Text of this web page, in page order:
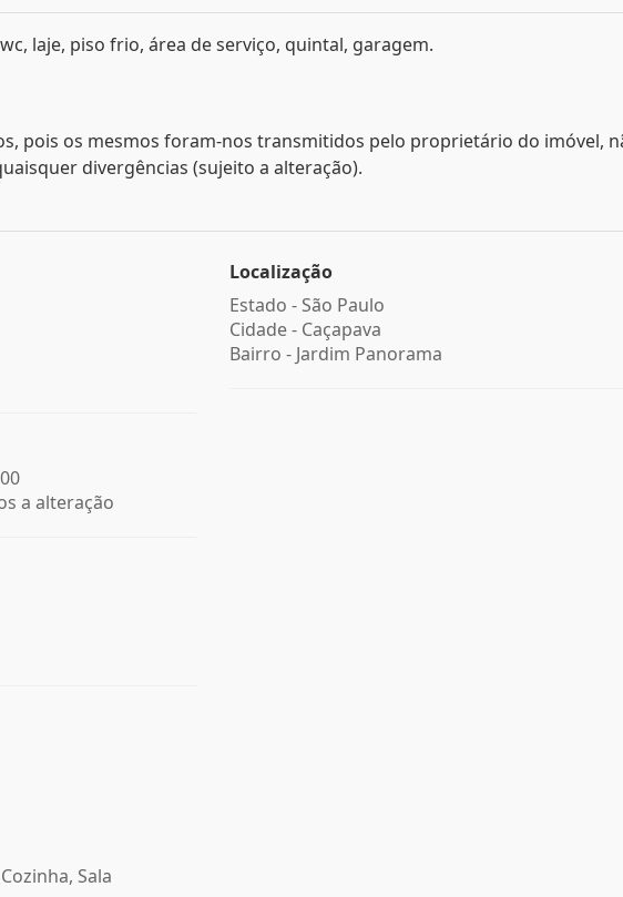
laje, piso frio, área de serviço, quintal, garagem.
pois os mesmos foram-nos transmitidos pelo proprietário do imóvel,
divergências (sujeito a alteração).
a alteração
Sala
Localização
Estado - São Paulo
Cidade - Caçapava
Bairro - Jardim Panorama